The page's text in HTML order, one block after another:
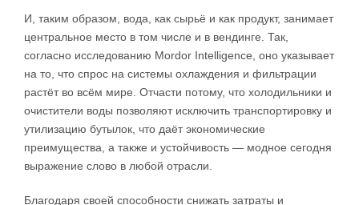
И, таким образом, вода, как сырьё и как продукт, занимает
центральное место в том числе и в вендинге. Так,
согласно исследованию Mordor Intelligence, оно указывает
на то, что спрос на системы охлаждения и фильтрации
растёт во всём мире. Отчасти потому, что холодильники и
очистители воды позволяют исключить транспортировку и
утилизацию бутылок, что даёт экономические
преимущества, а также и устойчивость — модное сегодня
выражение слово в любой отрасли.
Благодаря своей способности снижать затраты и